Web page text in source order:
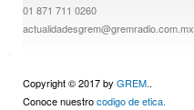
01 871 711 0260
actualidadesgrem@gremradio.com.mx
Copyright © 2017 by GREM..
Conoce nuestrocodigo de etica.